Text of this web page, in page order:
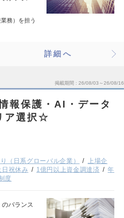
務）を担う
詳細へ
掲載期間 26/08/03～26/08/16
報保護・AI・データ
ア選択☆
（日系グローバル企業）
上場企
日祝休み 1億円以上資金調達済
年
度
バランス